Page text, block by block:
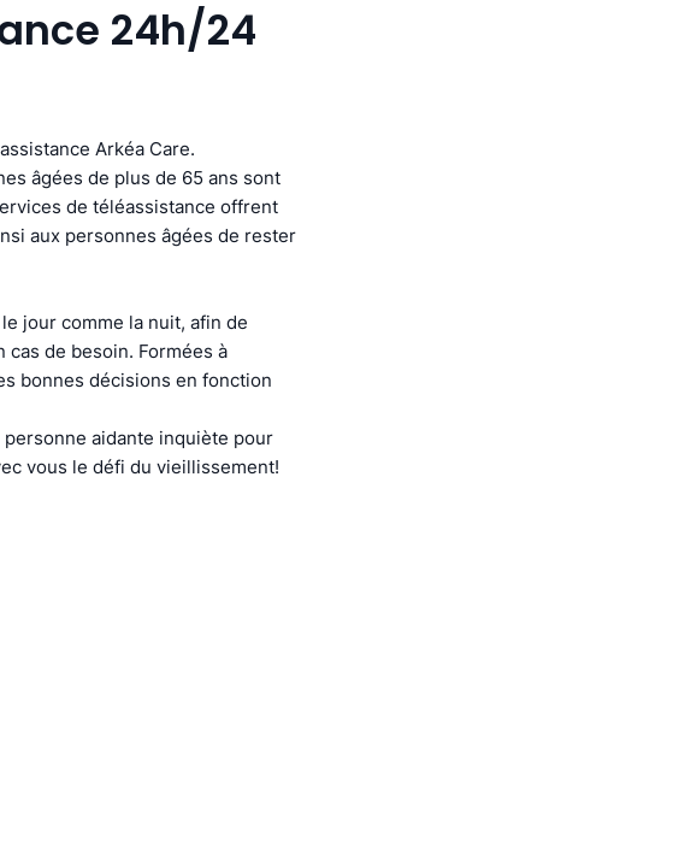
24h/24
Arkéa Care.
âgées de plus de 65 ans sont
de téléassistance offrent
aux personnes âgées de rester
jour comme la nuit, afin de
de besoin. Formées à
bonnes décisions en fonction
aidante inquiète pour
vous le défi du vieillissement!